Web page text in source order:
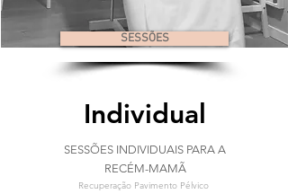
SESSÕES
Individual
SESSÕES INDIVIDUAIS PARA A
RECÉM-MAMÃ
Recuperação Pavimento Pélvico